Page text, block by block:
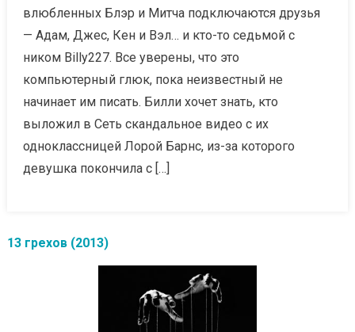
влюбленных Блэр и Митча подключаются друзья
— Адам, Джес, Кен и Вэл… и кто-то седьмой с
ником Billy227. Все уверены, что это
компьютерный глюк, пока неизвестный не
начинает им писать. Билли хочет знать, кто
выложил в Сеть скандальное видео с их
одноклассницей Лорой Барнс, из-за которого
девушка покончила с […]
13 грехов (2013)